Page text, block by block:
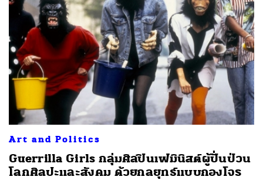
Art and Politics
Guerrilla Girls กลุ่มศิลปินเฟมินิสต์ผู้ปั่นป่วน
โลกศิลปะและสังคม ด้วยกลยุทธ์แบบกองโจร
ค้นหา
SHARE TWEET LINE EMAIL